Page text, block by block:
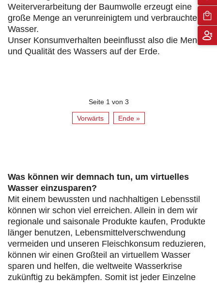
Weiterverarbeitung der Baumwolle erzeugt eine
große Menge an verunreinigtem und verbrauchtem
Wasser.
Unser Konsumverhalten beeinflusst also die Menge
und Qualität des Wassers auf der Erde.
Seite 1 von 3
Vorwärts Ende »
Was können wir demnach tun, um virtuelles
Wasser einzusparen?
Mit einem bewussten und nachhaltigen Lebensstil
können wir schon viel erreichen. Allein in dem wir
regionale und saisonale Produkte kaufen, Produkte
länger benutzen, Lebensmittelverschwendung
vermeiden und unseren Fleischkonsum reduzieren,
können wir einen Großteil an virtuellem Wasser
sparen und helfen, die weltweite Wasserkrise
zukünftig zu bekämpfen. Somit ist jeder Einzelne